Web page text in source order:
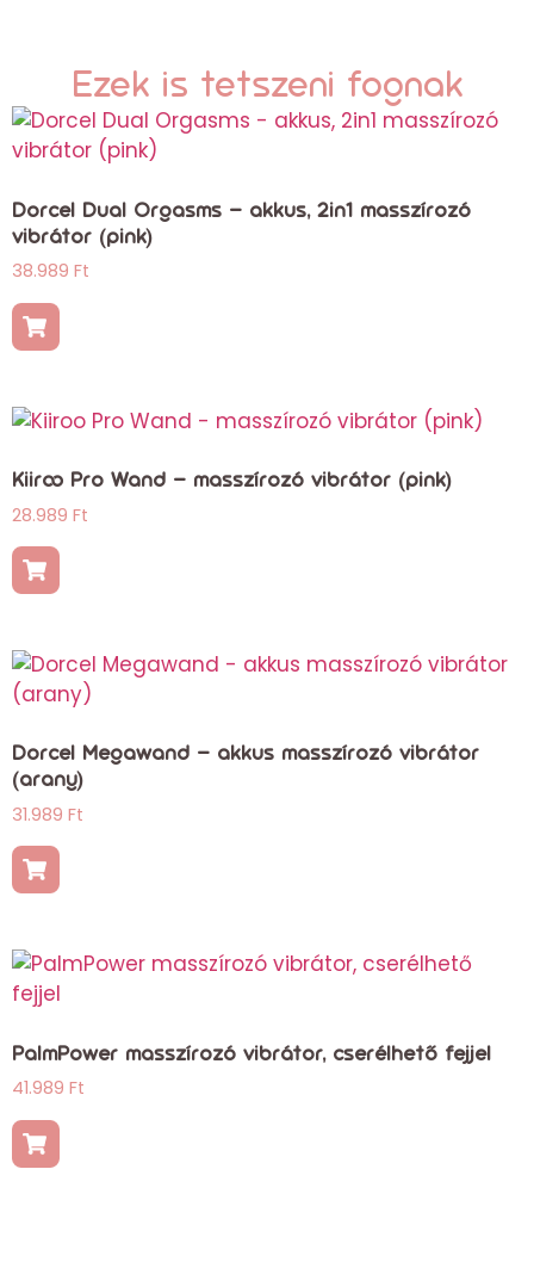
Ezek is tetszeni fognak
Dorcel Dual Orgasms – akkus, 2in1 masszírozó
vibrátor (pink)
38.989 Ft
Kiiroo Pro Wand – masszírozó vibrátor (pink)
28.989 Ft
Dorcel Megawand – akkus masszírozó vibrátor
(arany)
31.989 Ft
PalmPower masszírozó vibrátor, cserélhető fejjel
41.989 Ft